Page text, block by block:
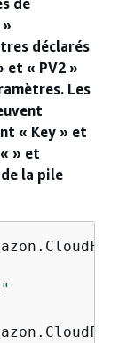
déclarés
et « PV2 »
Les
« Key » et
» et
la pile